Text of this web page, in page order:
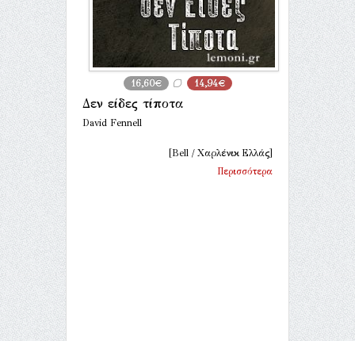
16,60€ 14,94€
Δεν είδες τίποτα
David Fennell
[Bell / Χαρλένικ Ελλάς]
Περισσότερα